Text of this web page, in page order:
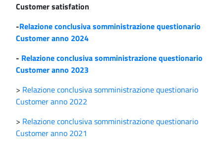
Customer satisfation
-Relazione conclusiva somministrazione questionario
Customer anno 2024
- Relazione conclusiva somministrazione questionario
Customer anno 2023
> Relazione conclusiva somministrazione questionario
Customer anno 2022
> Relazione conclusiva somministrazione questionario
Customer anno 2021